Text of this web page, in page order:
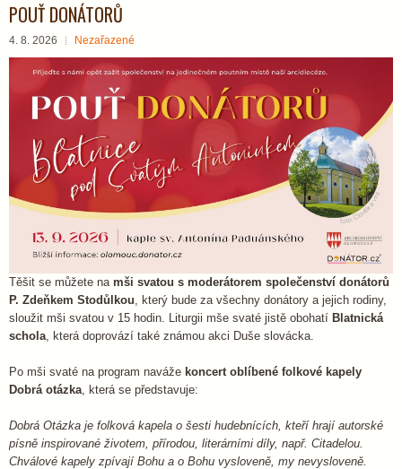
POUŤ DONÁTORŮ
4. 8. 2026 Nezařazené
Těšit se můžete na mši svatou s moderátorem společenství donátorů
P. Zdeňkem Stodůlkou , který bude za všechny donátory a jejich rodiny,
sloužit mši svatou v 15 hodin. Liturgii mše svaté jistě obohatí Blatnická
schola , která doprovází také známou akci Duše slovácka.
Po mši svaté na program naváže koncert oblíbené folkové kapely
Dobrá otázka , která se představuje:
Dobrá Otázka je folková kapela o šesti hudebnících, kteří hrají autorské
písně inspirované životem, přírodou, literárními díly, např. Citadelou.
Chválové kapely zpívají Bohu a o Bohu vysloveně, my nevysloveně.